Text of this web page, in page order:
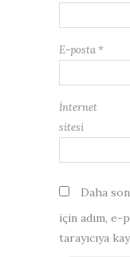
E-posta *
İnternet
sitesi
Daha
için adım,
tarayıcıya